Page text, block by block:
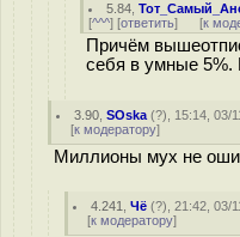
5.84 ,
[^^^] [ответить] [к
Причём
себя в умные 5%.
3.90 ,SOska (?), 15:14, 03/
[к модератору]
Миллионы мух не
4.241 ,Чё (?), 21:42, 03/
[к модератору]